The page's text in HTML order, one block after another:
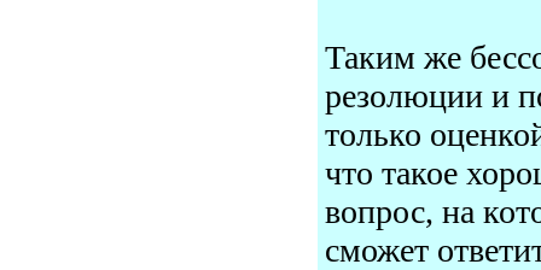
Таким же
резолюции и
только
что такое
вопрос, на
сможет